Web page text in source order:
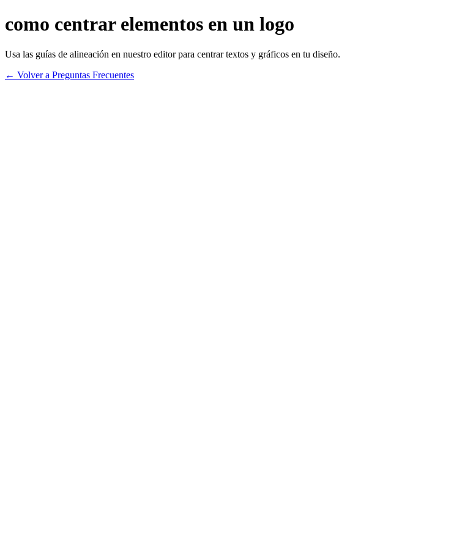
como centrar elementos en un logo
Usa las guías de alineación en nuestro editor para centrar textos y gráficos en tu diseño.
← Volver a Preguntas Frecuentes